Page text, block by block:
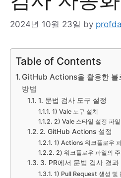
2024년 10월 23일 by
Table of Contents
GitHub Actions을 활용한 블
방법
1. 문법 검사 도구 설정
1) Vale 도구 설치
2) Vale 스타일 설정 파
2. GitHub Actions 설정
1) Actions 워크플로우
2) 워크플로우 파일의
3. PR에서 문법 검사 결과
1) Pull Request 생성 및